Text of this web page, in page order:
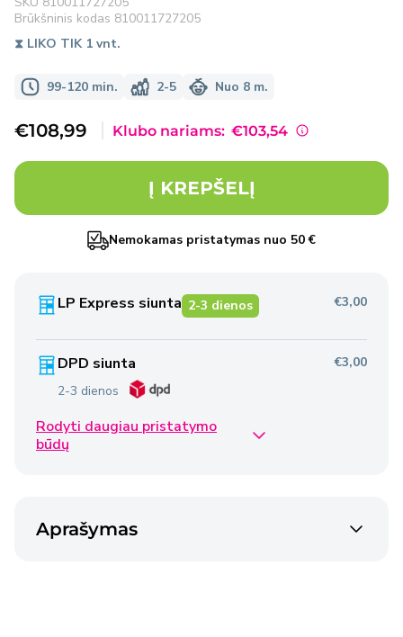
Brūkšninis kodas 810011727205
⧗ LIKO TIK 1 vnt.
99-120 min. 2-5 Nuo 8 m.
Išpardavimo
€108,99 Klubo nariams: €103,54
Į KREPŠELĮ
Nemokamas pristatymas nuo 50 €
LP Express siunta 2-3 dienos €3,00
DPD siunta
2-3 dienos
€3,00
Omniva siunta
Venipak siunta
2-3 dienos
Rodyti daugiau pristatymo
būdų
Aprašymas